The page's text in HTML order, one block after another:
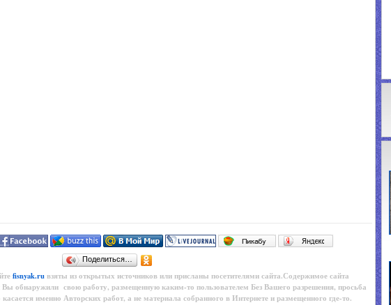
Поделиться…
fisnyak.ruвзяты из открытых источников или присланы посетителями сайта.Содержимое сайта
обнаружили свою работу, размещенную каким-то пользователем Без Вашего разрешения, просьба
касается именно Авторских работ, а не материала собранного в Интернете и размещенного где-то.